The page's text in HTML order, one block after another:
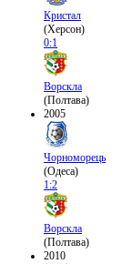
Кристал
(Херсон)
0:1
Ворскла
(Полтава)
2005
Чорноморець
(Одеса)
1:2
Ворскла
(Полтава)
2010